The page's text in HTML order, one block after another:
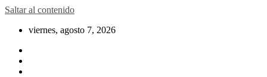
Saltar al contenido
viernes, agosto 7, 2026